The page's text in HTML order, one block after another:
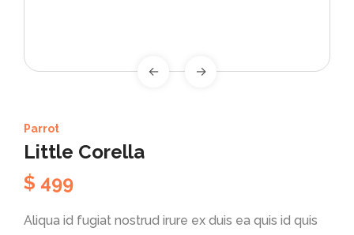
Parrot
Little Corella
$ 499
Aliqua id fugiat nostrud irure ex duis ea quis id quis